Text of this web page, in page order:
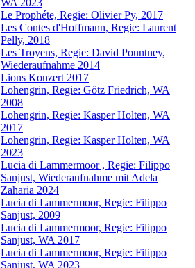
Le Prophéte, Regie: Olivier Py, 2017
Les Contes d'Hoffmann, Regie: Laurent
Pelly, 2018
Les Troyens, Regie: David Pountney,
Wiederaufnahme 2014
Lions Konzert 2017
Lohengrin, Regie: Götz Friedrich, WA
2008
Lohengrin, Regie: Kasper Holten, WA
2017
Lohengrin, Regie: Kasper Holten, WA
2023
Lucia di Lammermoor , Regie: Filippo
Sanjust, Wiederaufnahme mit Adela
Zaharia 2024
Lucia di Lammermoor, Regie: Filippo
Sanjust, 2009
Lucia di Lammermoor, Regie: Filippo
Sanjust, WA 2017
Lucia di Lammermoor, Regie: Filippo
Sanjust, WA 2023